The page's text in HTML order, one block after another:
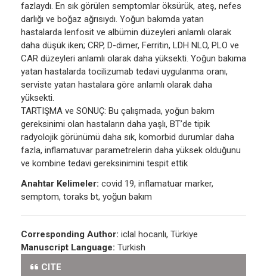
fazlaydı. En sık görülen semptomlar öksürük, ateş, nefes
darlığı ve boğaz ağrısıydı. Yoğun bakımda yatan
hastalarda lenfosit ve albümin düzeyleri anlamlı olarak
daha düşük iken; CRP, D-dimer, Ferritin, LDH NLO, PLO ve
CAR düzeyleri anlamlı olarak daha yüksekti. Yoğun bakıma
yatan hastalarda tocilizumab tedavi uygulanma oranı,
serviste yatan hastalara göre anlamlı olarak daha
yüksekti.
TARTIŞMA ve SONUÇ: Bu çalışmada, yoğun bakım
gereksinimi olan hastaların daha yaşlı, BT’de tipik
radyolojik görünümü daha sık, komorbid durumlar daha
fazla, inflamatuvar parametrelerin daha yüksek olduğunu
ve kombine tedavi gereksinimini tespit ettik
Anahtar Kelimeler: covid 19, inflamatuar marker,
semptom, toraks bt, yoğun bakım
Corresponding Author: iclal hocanlı, Türkiye
Manuscript Language: Turkish
CITE